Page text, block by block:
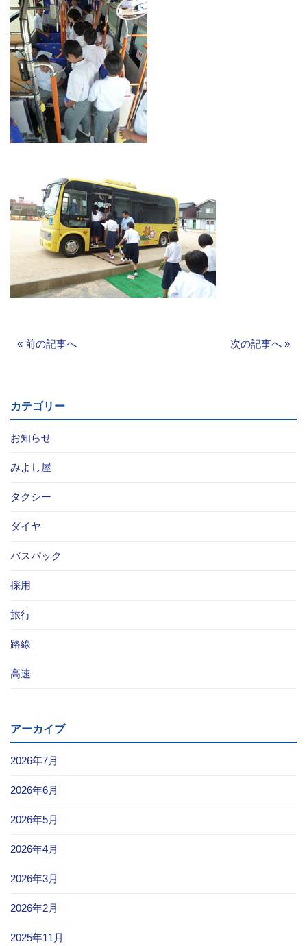
« 前の記事へ 次の記事へ »
カテゴリー
お知らせ
みよし屋
タクシー
ダイヤ
バスパック
採用
旅行
路線
高速
アーカイブ
2026年7月
2026年6月
2026年5月
2026年4月
2026年3月
2026年2月
2025年11月